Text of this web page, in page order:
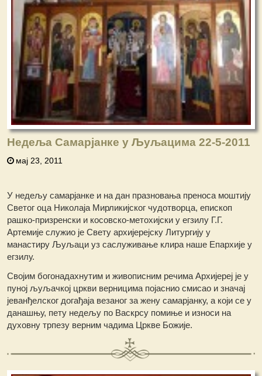
Недеља Самарјанке у Љуљацима 22-5-2011
мај 23, 2011
У недељу самарјанке и на дан празновања преноса моштију
Светог оца Николаја Мирликијског чудотворца, епископ
рашко-призренски и косовско-метохијски у егзилу Г.Г.
Артемије служио је Свету архијерејску Литургију у
манастиру Љуљаци уз саслуживање клира наше Епархије у
егзилу.
Својим богонадахнутим и живописним речима Архијереј је у
пуној љуљачкој цркви верницима појаснио смисао и значај
јеванђелског догађаја везаног за жену самарјанку, а који се у
данашњу, пету недељу по Васкрсу помиње и износи на
духовну трпезу верним чадима Цркве Божије.